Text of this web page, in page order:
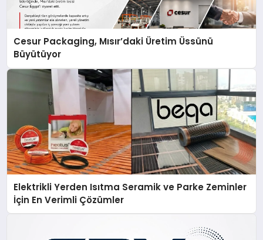
Cesur Packaging, Mısır’daki Üretim Üssünü
Büyütüyor
Elektrikli Yerden Isıtma Seramik ve Parke Zeminler
İçin En Verimli Çözümler